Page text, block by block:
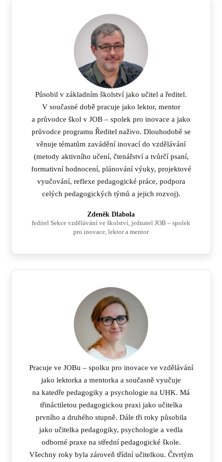
Působil v základním školství jako učitel a ředitel.
V současné době pracuje jako lektor, mentor
a průvodce škol v JOB – spolek pro inovace a jako
průvodce programu Ředitel naživo. Dlouhodobě se
věnuje tématům zavádění inovací do vzdělávání
(metody aktivního učení, čtenářství a tvůrčí psaní,
formativní hodnocení, plánování výuky, projektové
vyučování, reflexe pedagogické práce, podpora
celých pedagogických týmů a jejich rozvoj).
Zdeněk Dlabola
ředitel Sekce vzdělávání ve školství, jednatel JOB – spolek
pro inovace, lektor a mentor
Pracuje ve JOBu – spolku pro inovace ve vzdělávání
jako lektorka a mentorka a současně vyučuje
na katedře pedagogiky a psychologie na UHK. Má
třináctiletou pedagogickou praxi jako učitelka
prvního a druhého stupně. Dále tři roky působila
jako učitelka pedagogiky, psychologie a vedla
odborné praxe na střední pedagogické škole.
Všechny roky byla zároveň třídní učitelkou. Čtvrtým